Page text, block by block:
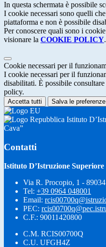
In questa schermata è possibile
I cookie necessari sono quelli
piattaforma e non è possibile
Per conoscere quali sono i
visionare la COOKIE POLICY.
Cookie necessari per il
I cookie necessari per il
disabilitati. È possibile
policy.
Accetta tutti Salva le preferenze
Istituto
Cava”
Contatti
Istituto D’Istruzione
Via R. Procopio, 1 -
Tel: +39 0964 048001
Email:
PEC:
C.F.: 90011420800
C.M. RCIS00700Q
C.U. UFGH4Z